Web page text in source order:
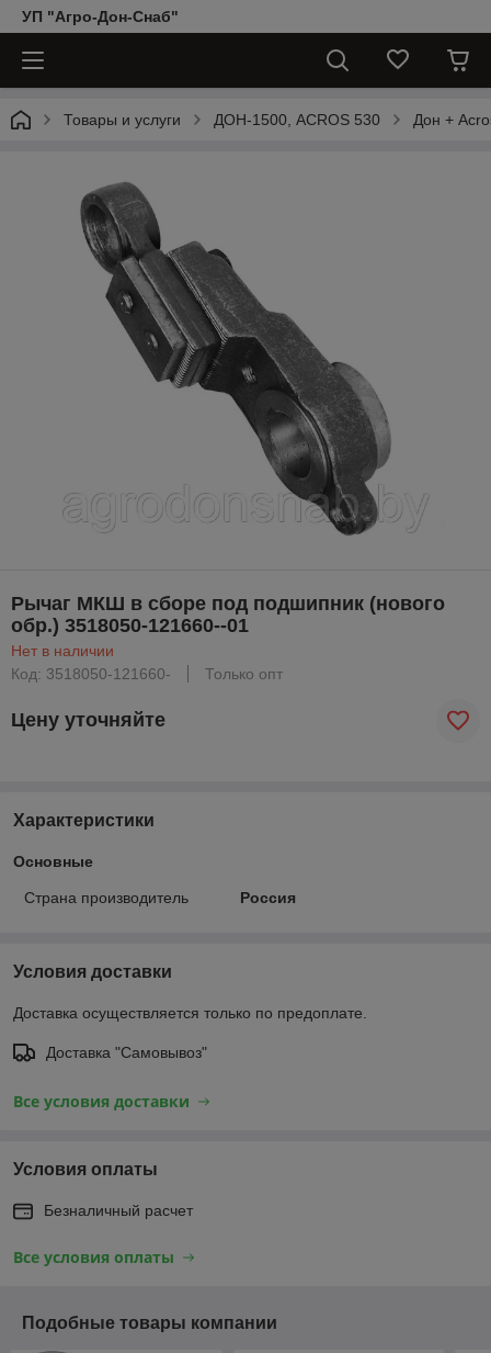
УП "Агро-Дон-Снаб"
Товары и услуги ДОН-1500, АCROS 530 Дон +
Рычаг МКШ в сборе под подшипник (нового
обр.) 3518050-121660--01
Нет в наличии
Код: 3518050-121660-
Только опт
Цену уточняйте
Характеристики
Основные
Страна производитель Россия
Условия доставки
Доставка осуществляется только по предоплате.
Доставка "Самовывоз"
Все условия доставки
Условия оплаты
Безналичный расчет
Все условия оплаты
Подобные товары компании